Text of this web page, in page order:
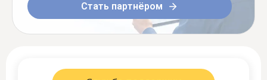
Стать партнёром